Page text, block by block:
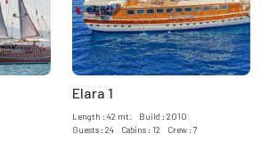
Elara 1
Length : 42 mt. Build : 2010
Guests : 24 Cabins : 12 Crew : 7